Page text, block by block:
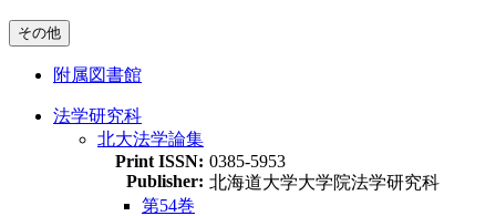
その他
附属図書館
法学研究科
北大法学論集
Print ISSN: 0385-5953
Publisher: 北海道大学大学院法学研究科
第54巻